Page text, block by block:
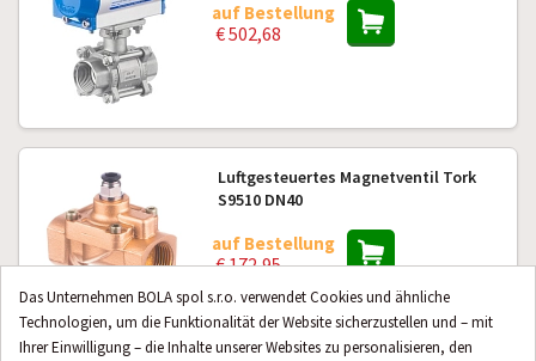
Das Unternehmen BOLA spol s.r.o. verwendet Cookies und ähnliche
Technologien, um die Funktionalität der Website sicherzustellen und – mit
Ihrer Einwilligung – die Inhalte unserer Websites zu personalisieren, den
auf Bestellung
€ 502,68
Luftgesteuertes Magnetventil Tork
S9510 DN40
auf Bestellung
€ 172,95